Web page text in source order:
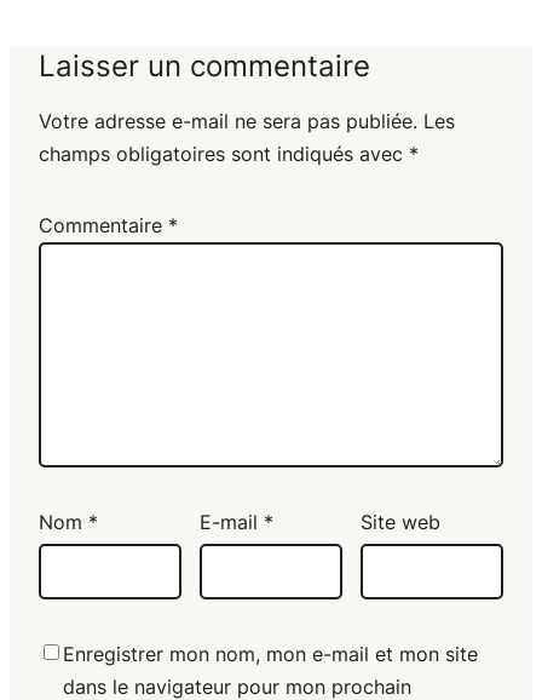
Laisser un commentaire
Votre adresse e-mail ne sera pas publiée. Les
champs obligatoires sont indiqués avec *
Commentaire *
Nom * E-mail * Site web
Enregistrer mon nom, mon e-mail et mon site
dans le navigateur pour mon prochain